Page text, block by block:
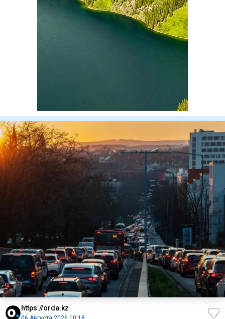
https://orda.kz